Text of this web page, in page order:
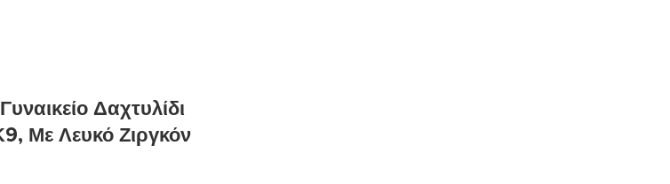
Δαχτυλίδι
Με Λευκό Ζιργκόν